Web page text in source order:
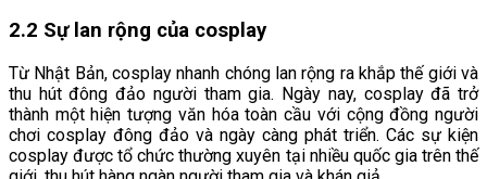
2.2 Sự lan rộng của cosplay
Từ Nhật Bản, cosplay nhanh chóng lan rộng ra khắp thế giới và
thu hút đông đảo người tham gia. Ngày nay, cosplay đã trở
thành một hiện tượng văn hóa toàn cầu với cộng đồng người
chơi cosplay đông đảo và ngày càng phát triển. Các sự kiện
cosplay được tổ chức thường xuyên tại nhiều quốc gia trên thế